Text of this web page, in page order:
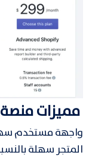
مميزات
واجهة مستخدم
المتجر سهلة